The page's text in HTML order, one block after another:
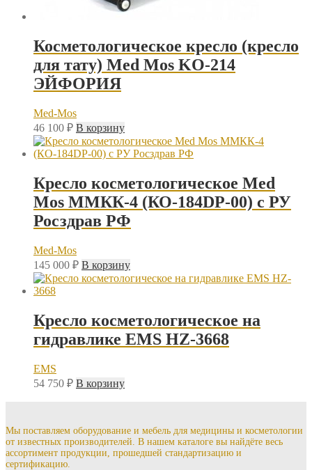
Косметологическое кресло (кресло
для тату) Med Mos KO-214
ЭЙФОРИЯ
Med-Mos
46 100 ₽ В корзину
Кресло косметологическое Med
Mos ММКК-4 (КО-184DP-00) с РУ
Росздрав РФ
Med-Mos
145 000 ₽ В корзину
Кресло косметологическое на
гидравлике EMS HZ-3668
EMS
54 750 ₽ В корзину
Мы поставляем оборудование и мебель для медицины и косметологии
от известных производителей. В нашем каталоге вы найдёте весь
ассортимент продукции, прошедшей стандартизацию и
сертификацию.